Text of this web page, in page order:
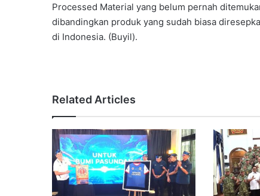
Processed Material yang belum pernah
dibandingkan produk yang sudah biasa
di Indonesia. (Buyil).
Related Articles